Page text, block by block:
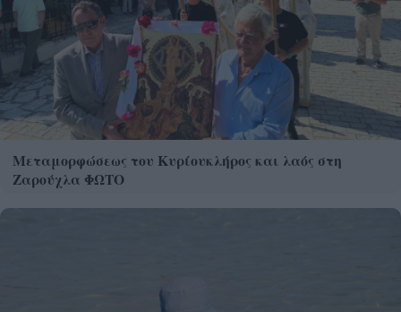
Μεταμορφώσεως του Κυρίουκλήρος και λαός στη
Ζαρούχλα ΦΩΤΟ